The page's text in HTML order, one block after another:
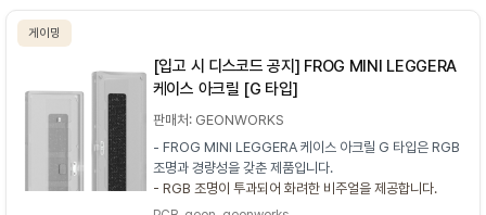
게이밍
[입고 시 디스코드 공지] FROG MINI LEGGERA
케이스 아크릴 [G 타입]
판매처: GEONWORKS
- FROG MINI LEGGERA 케이스 아크릴 G 타입은 RGB
조명과 경량성을 갖춘 제품입니다.
- RGB 조명이 투과되어 화려한 비주얼을 제공합니다.